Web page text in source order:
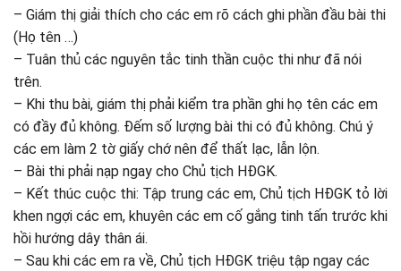
– Giám thị giải thích cho các em rõ cách ghi phần đầu bài thi
(Họ tên …)
– Tuân thủ các nguyên tắc tinh thần cuộc thi như đã nói
trên.
– Khi thu bài, giám thị phải kiểm tra phần ghi họ tên các em
có đầy đủ không. Đếm số lượng bài thi có đủ không. Chú ý
các em làm 2 tờ giấy chớ nên để thất lạc, lẫn lộn.
– Bài thi phải nạp ngay cho Chủ tịch HĐGK.
– Kết thúc cuộc thi: Tập trung các em, Chủ tịch HĐGK tỏ lời
khen ngợi các em, khuyên các em cố gắng tinh tấn trước khi
hồi hướng dây thân ái.
– Sau khi các em ra về, Chủ tịch HĐGK triệu tập ngay các